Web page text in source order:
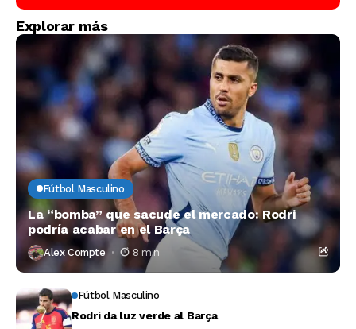
Explorar más
Fútbol Masculino
La “bomba” que sacude el mercado: Rodri
podría acabar en el Barça
Alex Compte 8 min
Fútbol Masculino
Rodri da luz verde al Barça